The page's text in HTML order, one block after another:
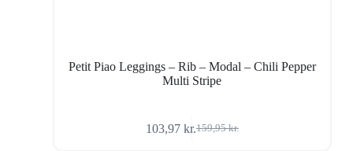
Petit Piao Leggings – Rib – Modal – Chili Pepper
Multi Stripe
159,95kr.
Den
103,97 kr.Den